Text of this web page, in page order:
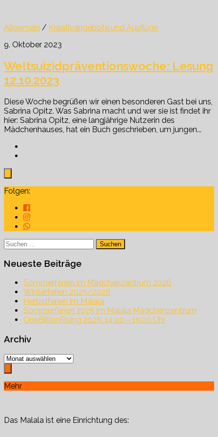
Allgemein / Kreativangebote und Ausflüge
9. Oktober 2023
Weltsuizidpräventionswoche: Lesung
12.10.2023
Diese Woche begrüßen wir einen besonderen Gast bei uns,
Sabrina Opitz. Was Sabrina macht und wer sie ist findet ihr
hier: Sabrina Opitz, eine langjährige Nutzerin des
Mädchenhauses, hat ein Buch geschrieben, um jungen...
Folgen:
Suchen
nach:
Neueste Beiträge
Sommerferien im Mädchenzentrum 2026
Winterferien 2025/2026
Herbstferien im Malala
Sommerferien 2025 im Malala Mädchenzentrum
OneBillionRising 2025: 14:00 – 15:00 Uhr
Archiv
Archiv
Mehr
Das Malala ist eine Einrichtung des: